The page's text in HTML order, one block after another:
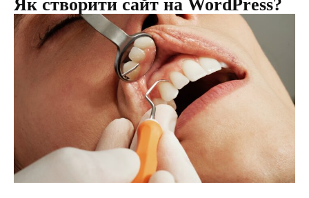
Як створити сайт на WordPress?